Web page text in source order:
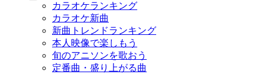
カラオケランキング
カラオケ新曲
新曲トレンドランキング
本人映像で楽しもう
旬のアニソンを歌おう
定番曲・盛り上がる曲